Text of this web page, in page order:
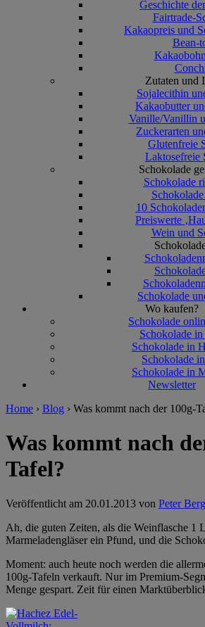
Geschichte
Fairtrade-
Kakaopreis und
Bean-
Zutaten und
Sojalecithin
Kakaobutter
Vanille/Vanillin
Zuckerarten
Glutenfreie
Laktosefreie
Schokolade
Schokolade
10
Preiswerte
Wein und
Schokolade
Wo kaufen?
Schokolade
Schokolade
Schokolade in
Schokolade
Schokolade in
Newsletter
Home › Blog › Was kommt nach der 100g-
Was kommt nach
Tafel?
Veröffentlicht am 20.01.2013 von Peter
Ah, die guten Zeiten, als die Weinflasche 1
Marmeladengläser ein Pfund, und die
Moment: auch heute noch werden die
100g-Tafeln verkauft. Nur im Premium-
Menge gespart. Zeit für einen